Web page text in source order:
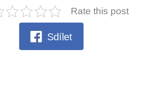
Rate this post
Sdílet